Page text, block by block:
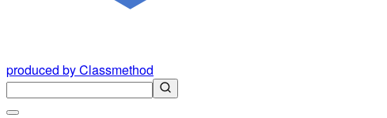
produced by Classmethod